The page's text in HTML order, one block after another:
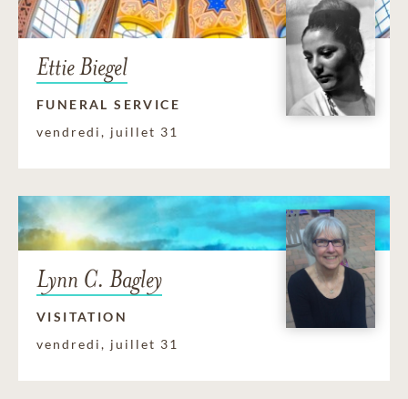
Ettie Biegel
FUNERAL SERVICE
vendredi, juillet 31
Lynn C. Bagley
VISITATION
vendredi, juillet 31